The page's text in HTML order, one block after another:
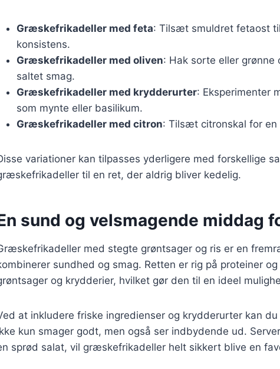
Græskefrikadeller med feta: Tilsæt smuldret fetaost
konsistens.
Græskefrikadeller med oliven: Hak sorte eller
saltet smag.
Græskefrikadeller med krydderurter: Eksperimenter
som mynte eller basilikum.
Græskefrikadeller med citron: Tilsæt citronskal for en
variationer kan tilpasses yderligere med forskellige
til en ret, der aldrig bliver kedelig.
sund og velsmagende middag
med stegte grøntsager og ris er en
sundhed og smag. Retten er rig på proteiner
og krydderier, hvilket gør den til en ideel
at inkludere friske ingredienser og krydderurter kan
kun smager godt, men også ser indbydende ud.
sprød salat, vil græskefrikadeller helt sikkert blive en